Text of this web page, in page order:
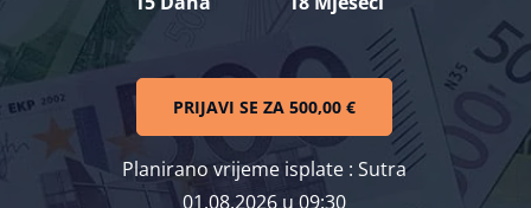
PRIJAVI SE ZA500,00 €
Planirano vrijeme isplate : Sutra
01.08.2026 u 09:30